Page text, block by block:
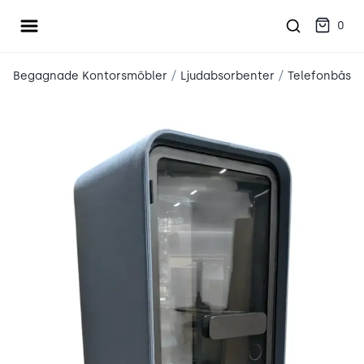
Öppna meny 0
Begagnade Kontorsmöbler / Ljudabsorbenter / Telefonbås